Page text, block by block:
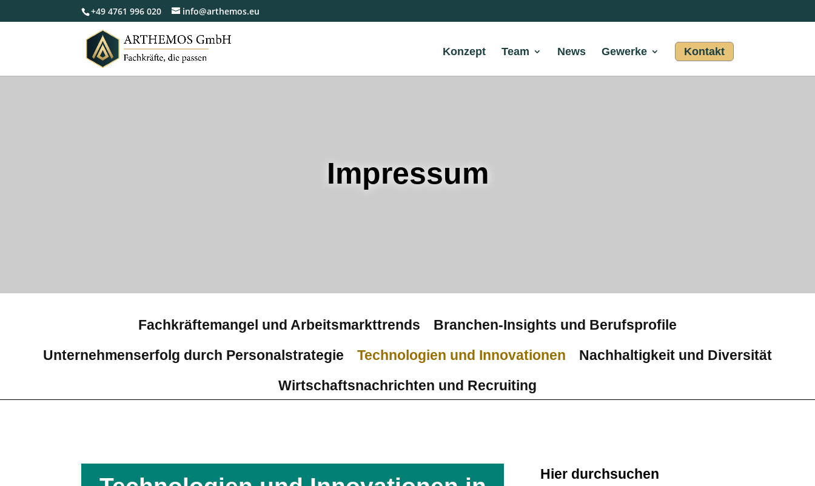
+49 4761 996 020 info@arthemos.eu
Konzept Team News Gewerke Kontakt
Impressum
Fachkräftemangel und Arbeitsmarkttrends
Branchen-Insights und Berufsprofile
Unternehmenserfolg durch Personalstrategie
Technologien und Innovationen
Nachhaltigkeit und Diversität
Wirtschaftsnachrichten und Recruiting
Hier durchsuchen